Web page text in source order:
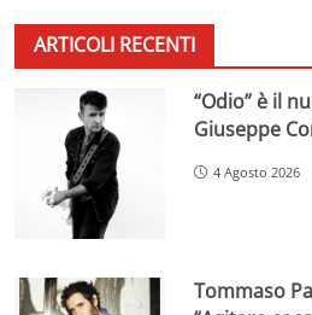
ARTICOLI RECENTI
“Odio” è il
Giuseppe
4 Agosto 2026
Tommaso